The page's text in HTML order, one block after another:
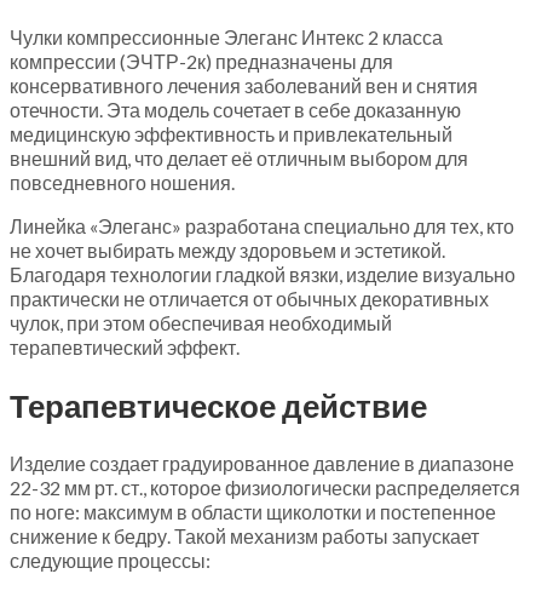
Чулки компрессионные Элеганс Интекс 2 класса
компрессии (ЭЧТР-2к) предназначены для
консервативного лечения заболеваний вен и снятия
отечности. Эта модель сочетает в себе доказанную
медицинскую эффективность и привлекательный
внешний вид, что делает её отличным выбором для
повседневного ношения.
Линейка «Элеганс» разработана специально для тех, кто
не хочет выбирать между здоровьем и эстетикой.
Благодаря технологии гладкой вязки, изделие визуально
практически не отличается от обычных декоративных
чулок, при этом обеспечивая необходимый
терапевтический эффект.
Терапевтическое действие
Изделие создает градуированное давление в диапазоне
22-32 мм рт. ст., которое физиологически распределяется
по ноге: максимум в области щиколотки и постепенное
снижение к бедру. Такой механизм работы запускает
следующие процессы: